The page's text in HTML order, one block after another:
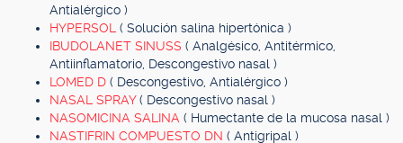
Antialérgico )
HYPERSOL ( Solución salina hipertónica )
IBUDOLANET SINUSS ( Analgésico, Antitérmico,
Antiinflamatorio, Descongestivo nasal )
LOMED D ( Descongestivo, Antialérgico )
NASAL SPRAY( Descongestivo nasal )
NASOMICINA SALINA ( Humectante de la mucosa nasal )
NASTIFRIN COMPUESTO DN ( Antigripal )